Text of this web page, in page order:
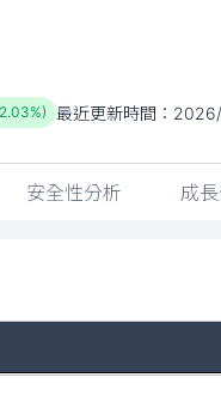
最近更新時間：
安全性分析 成